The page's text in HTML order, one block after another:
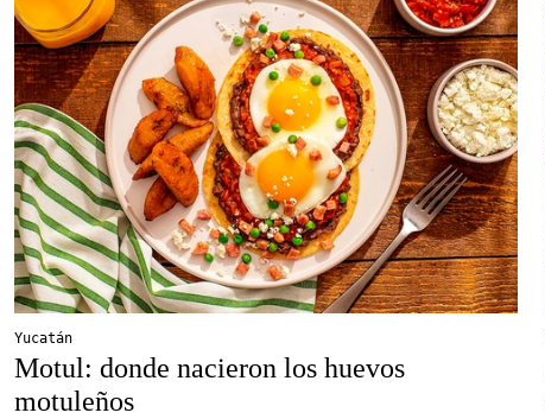
Yucatán
Motul: donde nacieron los huevos
motuleños